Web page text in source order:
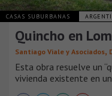
CASAS SUBURBANAS
Quincho en
Santiago Viale y Asociados,
Esta obra resuelve un
vivienda existente en